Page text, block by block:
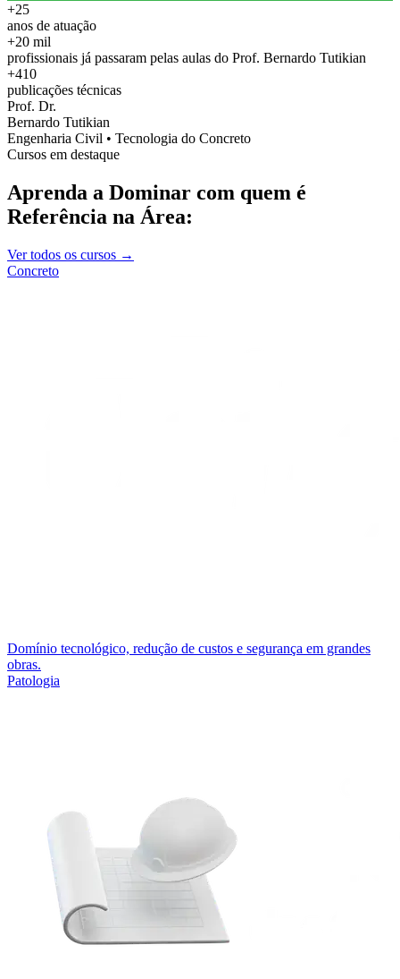
+25
anos de atuação
+20 mil
profissionais já passaram pelas aulas do Prof. Bernardo Tutikian
+410
publicações técnicas
Prof. Dr.
Bernardo Tutikian
Engenharia Civil • Tecnologia do Concreto
Cursos em destaque
Aprenda a Dominar com quem é
Referência na Área:
Ver todos os cursos →
Concreto
Domínio tecnológico, redução de custos e segurança em grandes
obras.
Patologia